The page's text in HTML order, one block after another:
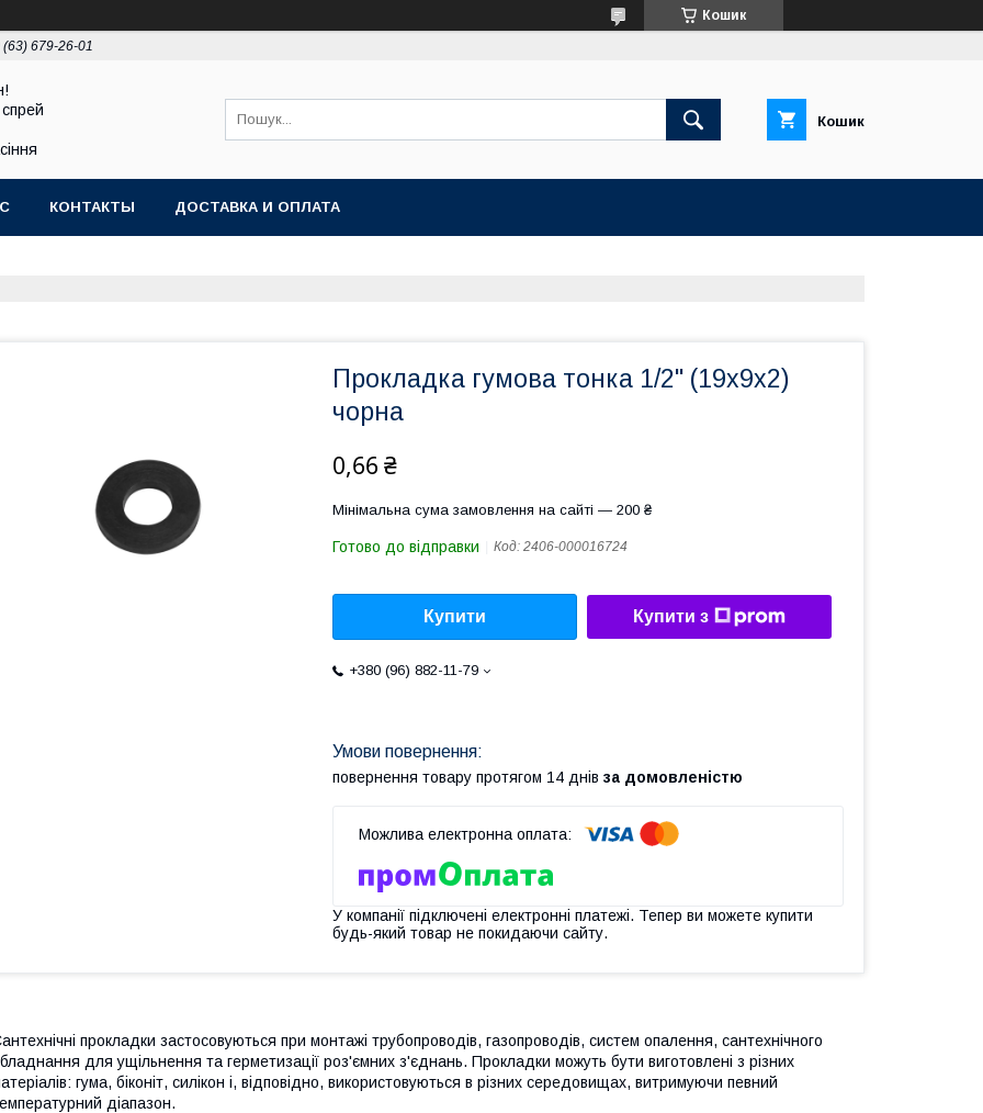
Кошик
(63) 679-26-01
Кошик
КОНТАКТЫ ДОСТАВКА И ОПЛАТА
Прокладка гумова тонка 1/2" (19х9х2)
чорна
0,66 ₴
Мінімальна сума замовлення на сайті — 200 ₴
Готово до відправки Код: 2406-000016724
Купити Купити з
+380 (96) 882-11-79
повернення товару протягом 14 днів за домовленістю
У компанії підключені електронні платежі. Тепер ви можете купити
будь-який товар не покидаючи сайту.
прокладки застосовуються при монтажі трубопроводів, газопроводів, систем опалення, сантехнічного
для ущільнення та герметизації роз'ємних з'єднань. Прокладки можуть бути виготовлені з різних
гума, біконіт, силікон і, відповідно, використовуються в різних середовищах, витримуючи певний
діапазон.